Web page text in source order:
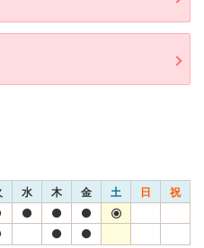
水 木 金 土 日 祝